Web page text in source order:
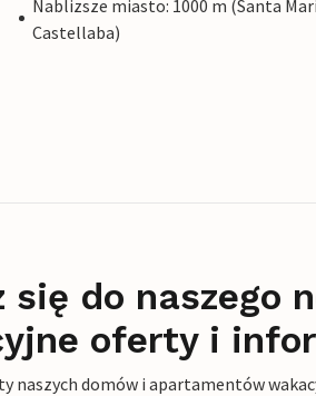
Nablizsze miasto: 1000 m (Santa
Castellaba)
się do naszego
oferty i
naszych domów i apartamentów